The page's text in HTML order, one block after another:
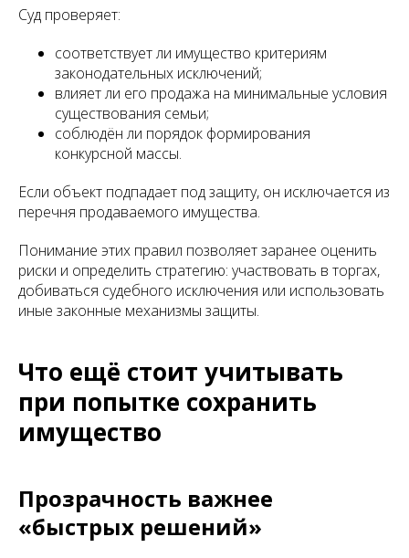
Суд проверяет:
соответствует ли имущество критериям
законодательных исключений;
влияет ли его продажа на минимальные условия
существования семьи;
соблюдён ли порядок формирования
конкурсной массы.
Если объект подпадает под защиту, он исключается из
перечня продаваемого имущества.
Понимание этих правил позволяет заранее оценить
риски и определить стратегию: участвовать в торгах,
добиваться судебного исключения или использовать
иные законные механизмы защиты.
Что ещё стоит учитывать
при попытке сохранить
имущество
Прозрачность важнее
«быстрых решений»